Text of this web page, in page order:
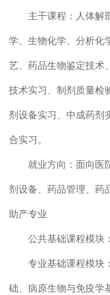
主干课程：人体解
学、生物化学、分析化
艺、药品生物鉴定技术
技术实习、制剂质量检
剂设备实习、中成药剂
合实习。
就业方向：面向医
剂设备、药品管理、药
助产专业
公共基础课程模块
专业基础课程模块
础、病原生物与免疫学